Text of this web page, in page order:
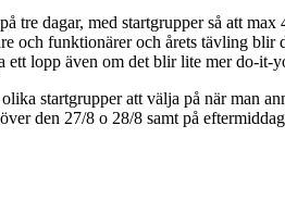
dagar, med startgrupper så att max
och funktionärer och årets tävling
ett lopp även om det blir lite mer do-it-
startgrupper att välja på när man
den 27/8 o 28/8 samt på